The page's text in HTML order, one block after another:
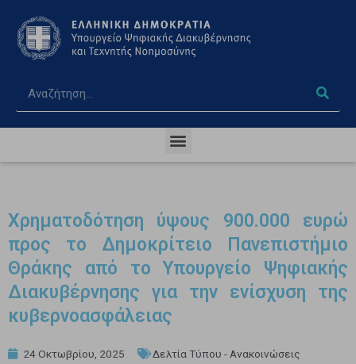
Χρηματοδότηση ύψους 900.000 ευρώ
προς το Δημοκρίτειο Πανεπιστήμιο
Θράκης από το Υπουργείο Ψηφιακής
Διακυβέρνησης για την ενίσχυση της
κυβερνοασφάλειας
24 Οκτωβρίου, 2025 Δελτία Τύπου - Ανακοινώσεις